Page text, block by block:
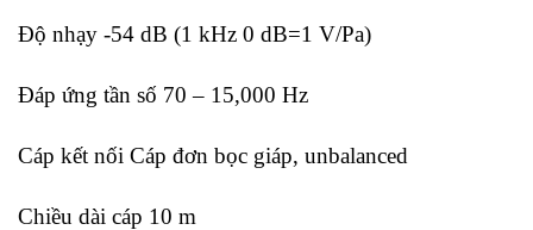
Độ nhạy -54 dB (1 kHz 0 dB=1 V/Pa)
Đáp ứng tần số 70 – 15,000 Hz
Cáp kết nối Cáp đơn bọc giáp, unbalanced
Chiều dài cáp 10 m